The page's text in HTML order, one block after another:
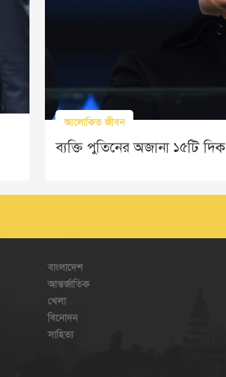
আলোকিত জীবন
ব্যক্তি পুতিনের অজানা ১৫টি দিক
বাংলাদেশ
আন্তর্জাতিক
খেলা
বিনোদন
সাহিত্য